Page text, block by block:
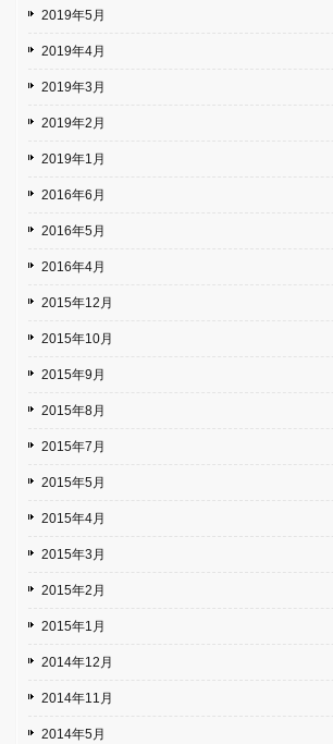
2019年5月
2019年4月
2019年3月
2019年2月
2019年1月
2016年6月
2016年5月
2016年4月
2015年12月
2015年10月
2015年9月
2015年8月
2015年7月
2015年5月
2015年4月
2015年3月
2015年2月
2015年1月
2014年12月
2014年11月
2014年5月